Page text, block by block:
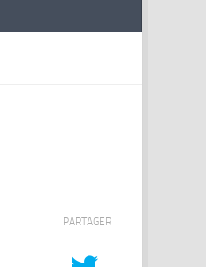
PARTAGER